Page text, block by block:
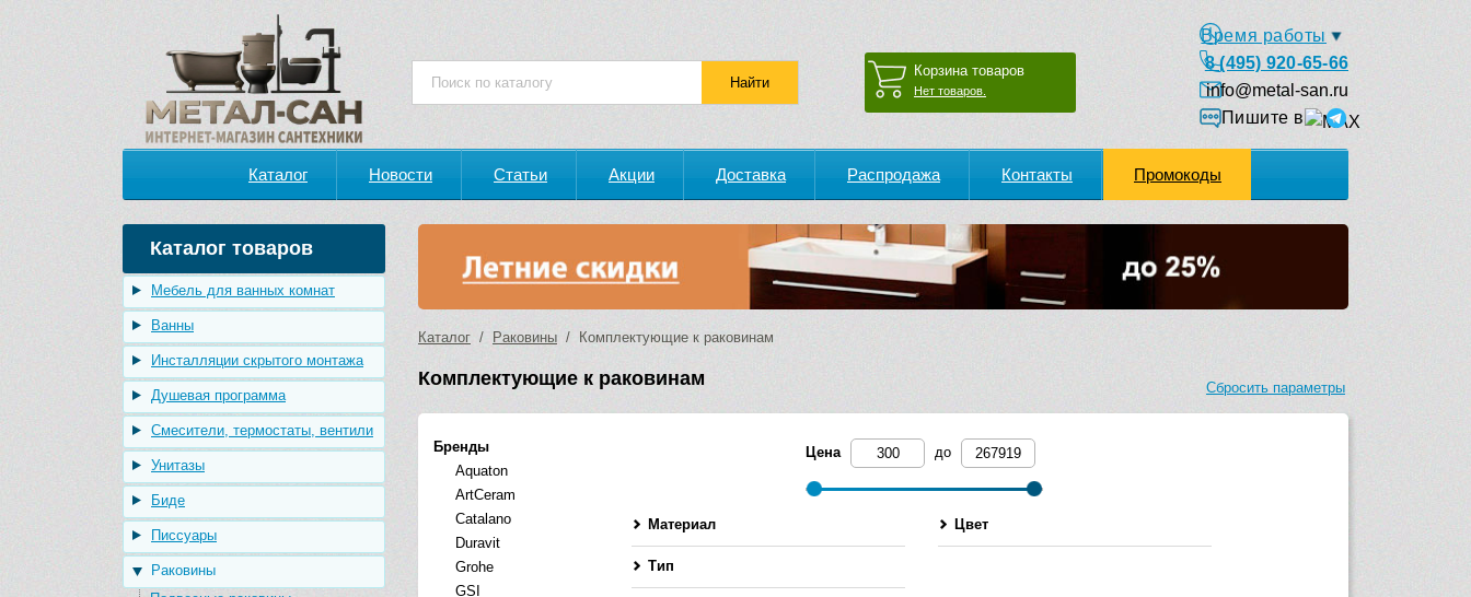
Корзина товаров
Нет товаров.
Время работы
8 (495) 920-65-66
info@metal-san.ru
Пишите в
Каталог Новости Статьи Акции Доставка Распродажа Контакты Промокоды
Каталог товаров
Мебель для ванных комнат
Ванны
Инсталляции скрытого монтажа
Душевая программа
Смесители, термостаты, вентили
Унитазы
Биде
Писсуары
Раковины
Каталог / Раковины / Комплектующие к раковинам
Комплектующие к раковинам Сбросить параметры
Бренды
Aquaton
ArtCeram
Catalano
Duravit
Grohe
GSI
Цена до
Материал Цвет
Тип